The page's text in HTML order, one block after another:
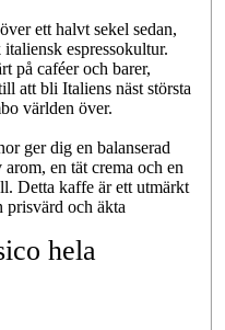
ett halvt sekel sedan,
espressokultur.
på caféer och barer,
att bli Italiens näst största
världen över.
ger dig en balanserad
en tät crema och en
Detta kaffe är ett utmärkt
prisvärd och äkta
hela